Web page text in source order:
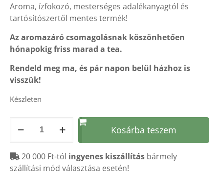
Aroma, ízfokozó, mesterséges adalékanyagtól és
tartósítószertől mentes termék!
Az aromazáró csomagolásnak köszönhetően
hónapokig friss marad a tea.
Rendeld meg ma, és pár napon belül házhoz is
visszük!
Készleten
teakeverék
mennyiség
Kosárba teszem
20 000 Ft-tól ingyenes kiszállítás bármely
szállítási mód választása esetén!